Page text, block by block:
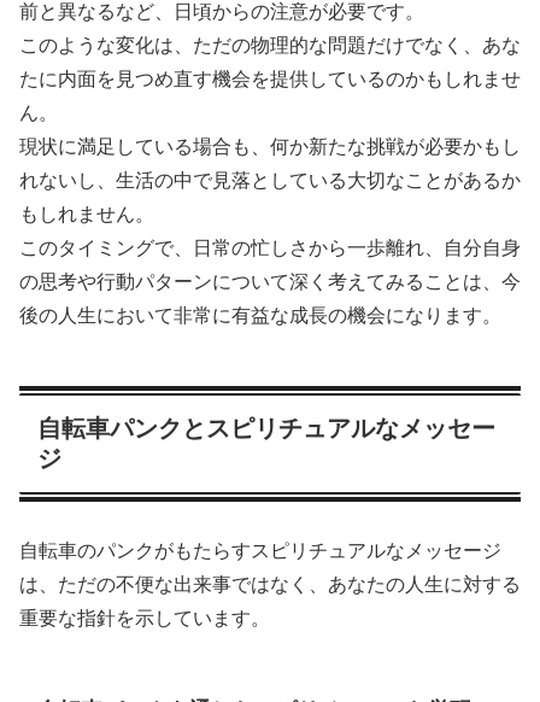
前と異なるなど、日頃からの注意が必要です。
このような変化は、ただの物理的な問題だけでなく、あな
たに内面を見つめ直す機会を提供しているのかもしれませ
ん。
現状に満足している場合も、何か新たな挑戦が必要かもし
れないし、生活の中で見落としている大切なことがあるか
もしれません。
このタイミングで、日常の忙しさから一歩離れ、自分自身
の思考や行動パターンについて深く考えてみることは、今
後の人生において非常に有益な成長の機会になります。
自転車パンクとスピリチュアルなメッセー
ジ
自転車のパンクがもたらすスピリチュアルなメッセージ
は、ただの不便な出来事ではなく、あなたの人生に対する
重要な指針を示しています。